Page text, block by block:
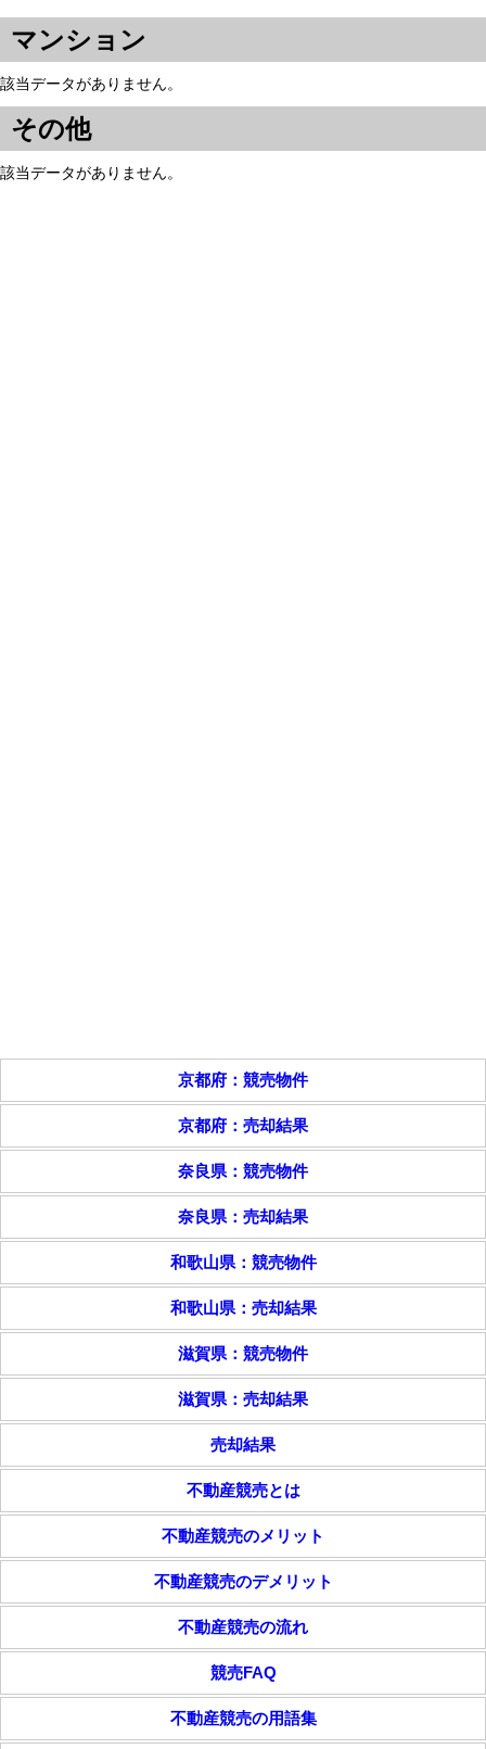
マンション
該当データがありません。
その他
該当データがありません。
京都府：競売物件
京都府：売却結果
奈良県：競売物件
奈良県：売却結果
和歌山県：競売物件
和歌山県：売却結果
滋賀県：競売物件
滋賀県：売却結果
売却結果
不動産競売とは
不動産競売のメリット
不動産競売のデメリット
不動産競売の流れ
競売FAQ
不動産競売の用語集